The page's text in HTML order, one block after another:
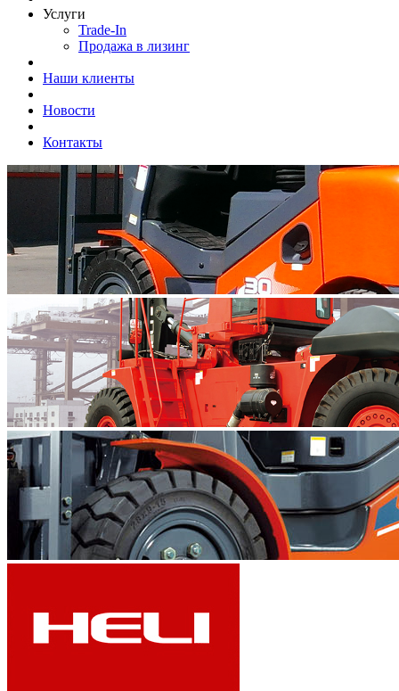
Услуги
Trade-In
Продажа в лизинг
Наши клиенты
Новости
Контакты